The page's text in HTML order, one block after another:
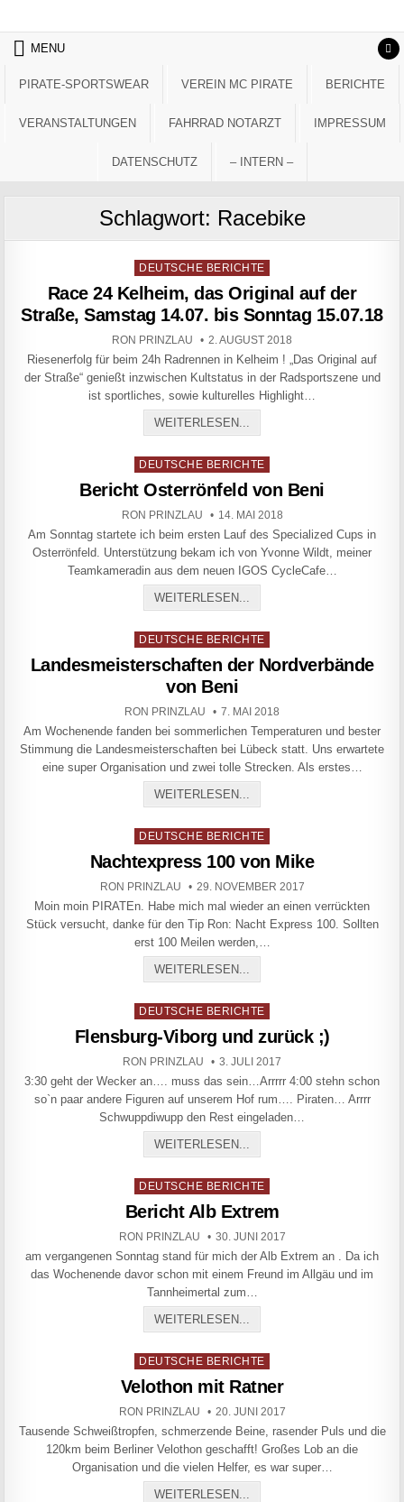
MENU
PIRATE-SPORTSWEAR VEREIN MC PIRATE BERICHTE
VERANSTALTUNGEN FAHRRAD NOTARZT IMPRESSUM
DATENSCHUTZ – INTERN –
Schlagwort: Racebike
Posted in
DEUTSCHE BERICHTE
Race 24 Kelheim, das Original auf der
Straße, Samstag 14.07. bis Sonntag 15.07.18
AUTHOR:
RON PRINZLAU PUBLISHED DATE:
2. AUGUST 2018
Riesenerfolg für beim 24h Radrennen in Kelheim ! „Das Original auf
der Straße“ genießt inzwischen Kultstatus in der Radsportszene und
ist sportliches, sowie kulturelles Highlight…
WEITERLESEN...
Posted in
DEUTSCHE BERICHTE
Bericht Osterrönfeld von Beni
AUTHOR:
RON PRINZLAU PUBLISHED DATE:
14. MAI 2018
Am Sonntag startete ich beim ersten Lauf des Specialized Cups in
Osterrönfeld. Unterstützung bekam ich von Yvonne Wildt, meiner
Teamkameradin aus dem neuen IGOS CycleCafe…
WEITERLESEN...
Posted in
DEUTSCHE BERICHTE
Landesmeisterschaften der Nordverbände
von Beni
AUTHOR:
RON PRINZLAU PUBLISHED DATE:
7. MAI 2018
Am Wochenende fanden bei sommerlichen Temperaturen und bester
Stimmung die Landesmeisterschaften bei Lübeck statt. Uns erwartete
eine super Organisation und zwei tolle Strecken. Als erstes…
WEITERLESEN...
Posted in
DEUTSCHE BERICHTE
Nachtexpress 100 von Mike
AUTHOR:
RON PRINZLAU PUBLISHED DATE:
29. NOVEMBER 2017
Moin moin PIRATEn. Habe mich mal wieder an einen verrückten
Stück versucht, danke für den Tip Ron: Nacht Express 100. Sollten
erst 100 Meilen werden,…
WEITERLESEN...
Posted in
DEUTSCHE BERICHTE
Flensburg-Viborg und zurück ;)
AUTHOR:
RON PRINZLAU PUBLISHED DATE:
3. JULI 2017
3:30 geht der Wecker an…. muss das sein…Arrrrr 4:00 stehn schon
so`n paar andere Figuren auf unserem Hof rum…. Piraten… Arrrr
Schwuppdiwupp den Rest eingeladen…
WEITERLESEN...
Posted in
DEUTSCHE BERICHTE
Bericht Alb Extrem
AUTHOR:
RON PRINZLAU PUBLISHED DATE:
30. JUNI 2017
am vergangenen Sonntag stand für mich der Alb Extrem an . Da ich
das Wochenende davor schon mit einem Freund im Allgäu und im
Tannheimertal zum…
WEITERLESEN...
Posted in
DEUTSCHE BERICHTE
Velothon mit Ratner
AUTHOR:
RON PRINZLAU PUBLISHED DATE:
20. JUNI 2017
Tausende Schweißtropfen, schmerzende Beine, rasender Puls und die
120km beim Berliner Velothon geschafft! Großes Lob an die
Organisation und die vielen Helfer, es war super…
WEITERLESEN...